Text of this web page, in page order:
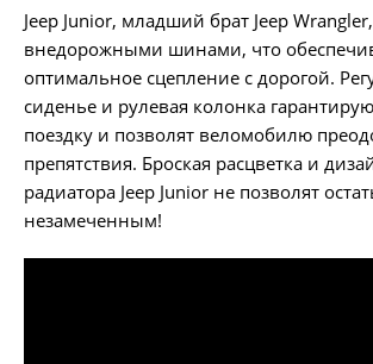
Jeep Junior, младший брат Jeep
внедорожными шинами, что
оптимальное сцепление с дорогой.
сиденье и рулевая колонка
поездку и позволят веломобилю
препятствия. Броская расцветка и
радиатора Jeep Junior не позволят
незамеченным!